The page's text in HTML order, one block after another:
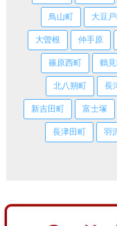
鳥山町 大豆
大曽根 仲手原
篠原西町 鶴
北八朔町 長
新吉田町 富士塚
長津田町 羽